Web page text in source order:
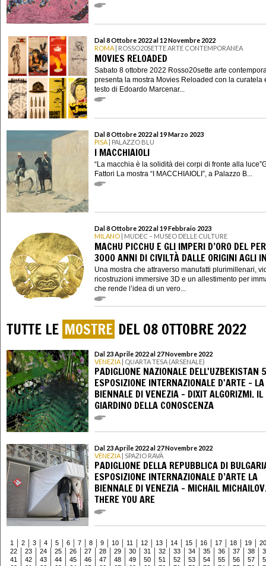
Dal 8 Ottobre 2022 al 12 Novembre 2022
ROMA | ROSSO20SETTE ARTE CONTEMPORANEA
MOVIES RELOADED
Sabato 8 ottobre 2022 Rosso20sette arte
presenta la mostra Movies Reloaded con la curatela
testo di Edoardo Marcenar...
Dal 8 Ottobre 2022 al 19 Marzo 2023
PISA | PALAZZO BLU
I MACCHIAIOLI
“La macchia è la solidità dei corpi di fronte alla
Fattori La mostra “I MACCHIAIOLI”, a Palazzo B...
Dal 8 Ottobre 2022 al 19 Febbraio 2023
MILANO | MUDEC – MUSEO DELLE CULTURE
MACHU PICCHU E GLI IMPERI D’ORO DEL
3000 ANNI DI CIVILTÀ DALLE ORIGINI AGLI
Una mostra che attraverso manufatti plurimillenari,
ricostruzioni immersive 3D e un allestimento per
che rende l’idea di un vero...
TUTTE LE MOSTRE DEL 08 OTTOBRE 2022
Dal 23 Aprile 2022 al 27 Novembre 2022
VENEZIA | QUARTA TESA (ARSENALE)
PADIGLIONE NAZIONALE DELL'UZBEKISTAN
ESPOSIZIONE INTERNAZIONALE D'ARTE - LA
BIENNALE DI VENEZIA - DIXIT ALGORIZMI. IL
GIARDINO DELLA CONOSCENZA
Dal 23 Aprile 2022 al 27 Novembre 2022
VENEZIA | SPAZIO RAVÀ
PADIGLIONE DELLA REPUBBLICA DI
ESPOSIZIONE INTERNAZIONALE D’ARTE LA
BIENNALE DI VENEZIA - MICHAIL
THERE YOU ARE
1 2 3 4 5 6 7 8 9 10 11 12 13 14 15 16 17 18 19
20
22
23 24 25 26 27 28 29 30 31 32 33 34 35 36 37 38
41
42 43 44 45 46 47 48 49 50 51 52 53 54 55 56 57